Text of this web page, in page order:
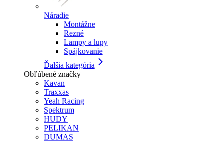
Náradie
Montážne
Rezné
Lampy a lupy
Spájkovanie
Ďalšia kategória
Obľúbené značky
Kavan
Traxxas
Yeah Racing
Spektrum
HUDY
PELIKAN
DUMAS